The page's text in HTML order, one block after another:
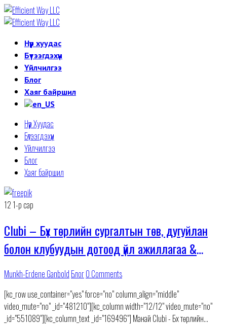
Нүүр хуудас
Бүтээгдэхүүн
Үйлчилгээ
Блог
Хаяг байршил
Нүүр Хуудас
Бүтээгдэхүүн
Үйлчилгээ
Блог
Хаяг байршил
12 1-р сар
Clubi – Бүх төрлийн сургалтын төв, дугуйлан
болон клубуудын дотоод үйл ажиллагаа &
харилцагчийн систем.
Munkh-Erdene Ganbold Блог0 Comments
[kc_row use_container="yes" force="no" column_align="middle"
video_mute="no" _id="481210"][kc_column width="12/12" video_mute="no"
_id="551089"][kc_column_text _id="169496"] Манай Clubi - Бүх төрлийн